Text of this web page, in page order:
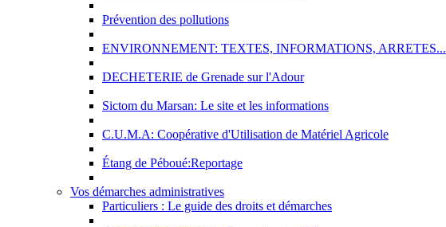
Prévention des pollutions
ENVIRONNEMENT: TEXTES, INFORMATIONS, ARRETES...
DECHETERIE de Grenade sur l'Adour
Sictom du Marsan: Le site et les informations
C.U.M.A: Coopérative d'Utilisation de Matériel Agricole
Étang de Péboué:Reportage
Vos démarches administratives
Particuliers : Le guide des droits et démarches